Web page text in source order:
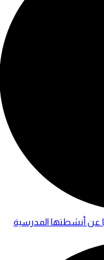
عن أنشطتها المدرسية